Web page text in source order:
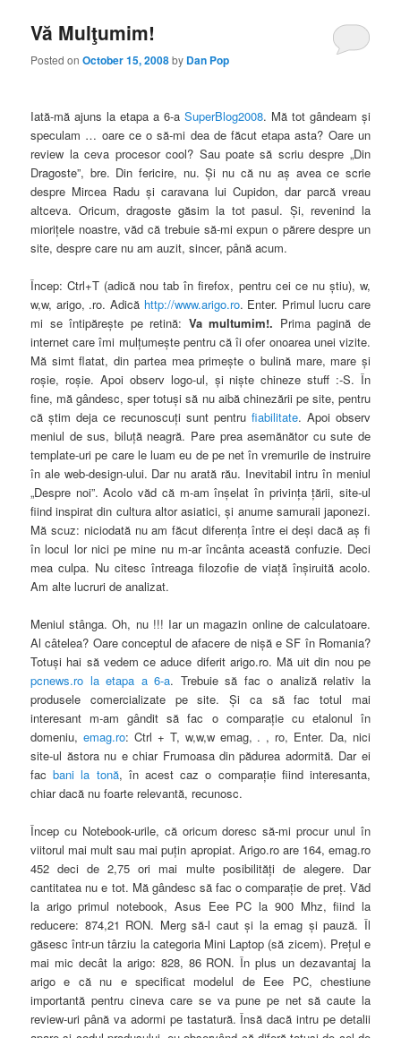
Vă Mulţumim!
Posted onOctober 15, 2008by Dan Pop
Iată-mă ajuns la etapa a 6-a SuperBlog2008. Mă tot gândeam şi
speculam … oare ce o să-mi dea de făcut etapa asta? Oare un
review la ceva procesor cool? Sau poate să scriu despre „Din
Dragoste”, bre. Din fericire, nu. Şi nu că nu aş avea ce scrie
despre Mircea Radu şi caravana lui Cupidon, dar parcă vreau
altceva. Oricum, dragoste găsim la tot pasul. Şi, revenind la
mioriţele noastre, văd că trebuie să-mi expun o părere despre un
site, despre care nu am auzit, sincer, până acum.
Încep: Ctrl+T (adică nou tab în firefox, pentru cei ce nu ştiu), w,
w,w, arigo, .ro. Adică http://www.arigo.ro. Enter. Primul lucru care
mi se întipăreşte pe retină: Va multumim!. Prima pagină de
internet care îmi mulţumeşte pentru că îi ofer onoarea unei vizite.
Mă simt flatat, din partea mea primeşte o bulină mare, mare şi
roşie, roşie. Apoi observ logo-ul, şi nişte chineze stuff :-S. În
fine, mă gândesc, sper totuşi să nu aibă chinezării pe site, pentru
că ştim deja ce recunoscuţi sunt pentru fiabilitate. Apoi observ
meniul de sus, biluţă neagră. Pare prea asemănător cu sute de
template-uri pe care le luam eu de pe net în vremurile de instruire
în ale web-design-ului. Dar nu arată rău. Inevitabil intru în meniul
„Despre noi”. Acolo văd că m-am înşelat în privinţa ţării, site-ul
fiind inspirat din cultura altor asiatici, şi anume samuraii japonezi.
Mă scuz: niciodată nu am făcut diferenţa între ei deşi dacă aş fi
în locul lor nici pe mine nu m-ar încânta această confuzie. Deci
mea culpa. Nu citesc întreaga filozofie de viaţă înşiruită acolo.
Am alte lucruri de analizat.
Meniul stânga. Oh, nu !!! Iar un magazin online de calculatoare.
Al câtelea? Oare conceptul de afacere de nişă e SF în Romania?
Totuşi hai să vedem ce aduce diferit arigo.ro. Mă uit din nou pe
pcnews.ro la etapa a 6-a. Trebuie să fac o analiză relativ la
produsele comercializate pe site. Şi ca să fac totul mai
interesant m-am gândit să fac o comparaţie cu etalonul în
domeniu, emag.ro: Ctrl + T, w,w,w emag, . , ro, Enter. Da, nici
site-ul ăstora nu e chiar Frumoasa din pădurea adormită. Dar ei
facbani la tonă, în acest caz o comparaţie fiind interesanta,
chiar dacă nu foarte relevantă, recunosc.
Încep cu Notebook-urile, că oricum doresc să-mi procur unul în
viitorul mai mult sau mai puţin apropiat. Arigo.ro are 164, emag.ro
452 deci de 2,75 ori mai multe posibilităţi de alegere. Dar
cantitatea nu e tot. Mă gândesc să fac o comparaţie de preţ. Văd
la arigo primul notebook, Asus Eee PC la 900 Mhz, fiind la
reducere: 874,21 RON. Merg să-l caut şi la emag şi pauză. Îl
găsesc într-un târziu la categoria Mini Laptop (să zicem). Preţul e
mai mic decât la arigo: 828, 86 RON. În plus un dezavantaj la
arigo e că nu e specificat modelul de Eee PC, chestiune
importantă pentru cineva care se va pune pe net să caute la
review-uri până va adormi pe tastatură. Însă dacă intru pe detalii